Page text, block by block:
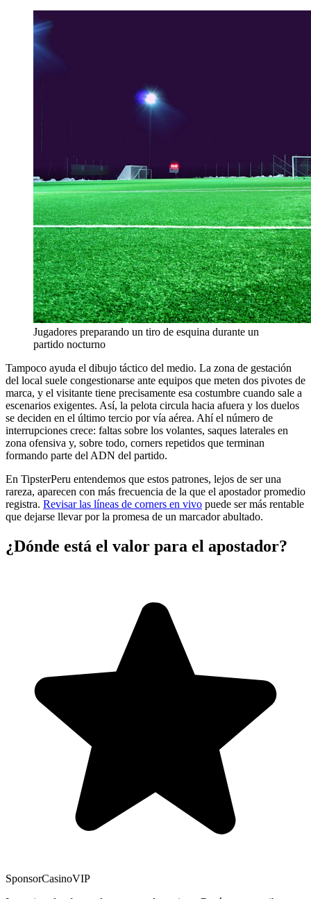
Jugadores preparando un tiro de esquina durante un
partido nocturno
Tampoco ayuda el dibujo táctico del medio. La zona de gestación
del local suele congestionarse ante equipos que meten dos pivotes de
marca, y el visitante tiene precisamente esa costumbre cuando sale a
escenarios exigentes. Así, la pelota circula hacia afuera y los duelos
se deciden en el último tercio por vía aérea. Ahí el número de
interrupciones crece: faltas sobre los volantes, saques laterales en
zona ofensiva y, sobre todo, corners repetidos que terminan
formando parte del ADN del partido.
En TipsterPeru entendemos que estos patrones, lejos de ser una
rareza, aparecen con más frecuencia de la que el apostador promedio
registra. Revisar las líneas de corners en vivo puede ser más rentable
que dejarse llevar por la promesa de un marcador abultado.
¿Dónde está el valor para el apostador?
SponsorCasinoVIP